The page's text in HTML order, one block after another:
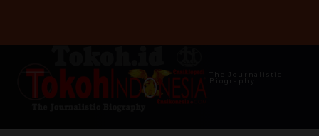
The Journalistic
Biography